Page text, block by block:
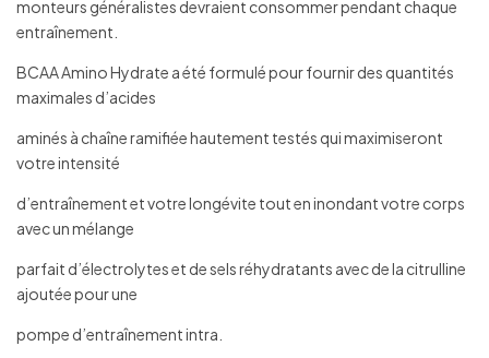
monteurs généralistes devraient consommer pendant chaque
entraînement.
BCAA Amino Hydrate a été formulé pour fournir des quantités
maximales d’acides
aminés à chaîne ramifiée hautement testés qui maximiseront
votre intensité
d’entraînement et votre longévite tout en inondant votre corps
avec un mélange
parfait d’électrolytes et de sels réhydratants avec de la citrulline
ajoutée pour une
pompe d’entraînement intra.